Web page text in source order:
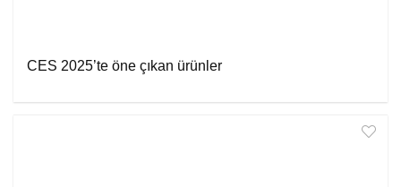
CES 2025’te öne çıkan ürünler